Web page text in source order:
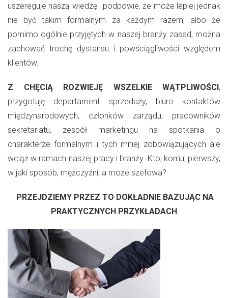
uszereguje naszą wiedzę i podpowie, że może lepiej jednak
nie być takim formalnym za każdym razem, albo że
pomimo ogólnie przyjętych w naszej branży zasad, można
zachować trochę dystansu i powściągliwości względem
klientów.
Z CHĘCIĄ ROZWIEJĘ WSZELKIE WĄTPLIWOŚCI,
przygotuję departament sprzedaży, biuro kontaktów
międzynarodowych, członków zarządu, pracowników
sekretariatu, zespół marketingu na spotkania o
charakterze formalnym i tych mniej zobowiązujących ale
wciąż w ramach naszej pracy i branży. Kto, komu, pierwszy,
w jaki sposób, mężczyźni, a może szefowa?
PRZEJDZIEMY PRZEZ TO DOKŁADNIE BAZUJĄC NA
PRAKTYCZNYCH PRZYKŁADACH